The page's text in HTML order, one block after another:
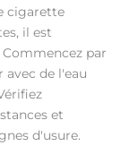
cigarette
il est
par
de l'eau
et
d'usure.